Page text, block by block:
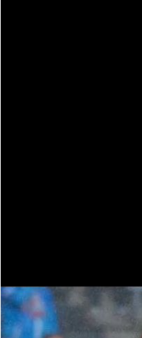
Las notas